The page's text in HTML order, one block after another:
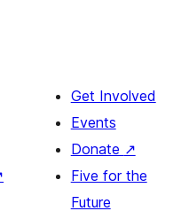
Get Involved
Events
Donate ↗
Five for the
Future